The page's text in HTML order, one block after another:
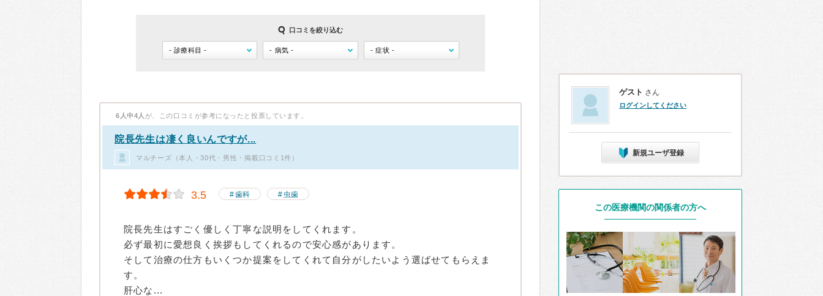
口コミを絞り込む
6人中4人 が、この口コミが参考になったと投票しています。
院長先生は凄く良いんですが...
マルチーズ（本人・30代・男性・掲載口コミ1件）
3.5 歯科 虫歯
院長先生はすごく優しく丁寧な説明をしてくれます。
必ず最初に愛想良く挨拶もしてくれるので安心感があります。
そして治療の仕方もいくつか提案をしてくれて自分がしたいよう選ばせてもらえま
す。
肝心な...
ゲスト さん
ログインしてください
新規ユーザ登録
この医療機関の関係者の方へ